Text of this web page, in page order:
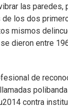
las
los dos
mismos
dieron entre
de
contra